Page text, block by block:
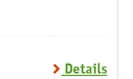
Details